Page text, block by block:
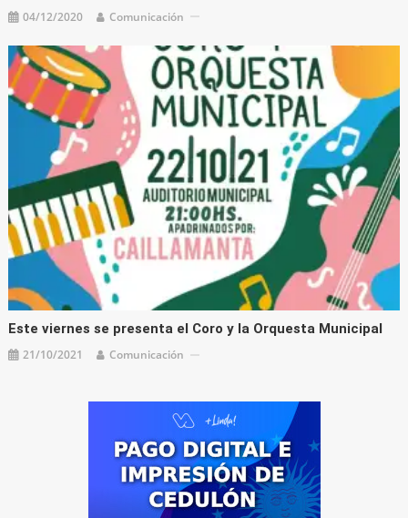
04/12/2020 Comunicación
Este viernes se presenta el Coro y la Orquesta Municipal
21/10/2021 Comunicación